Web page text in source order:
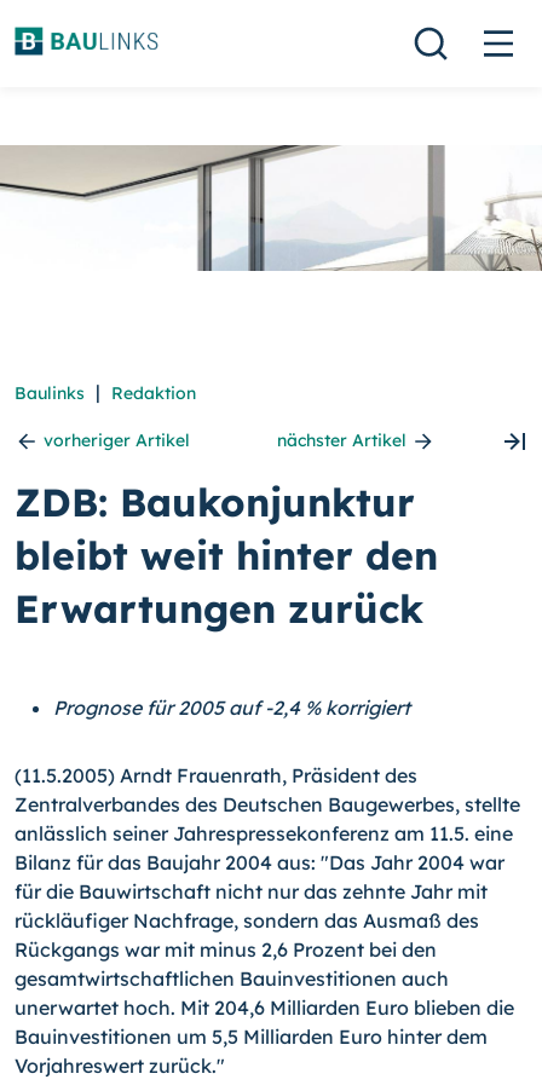
Baulinks | Redaktion
vorheriger Artikel nächster Artikel
ZDB: Baukonjunktur
bleibt weit hinter den
Erwartungen zurück
Prognose für 2005 auf -2,4 % korrigiert
(11.5.2005) Arndt Frauenrath, Präsident des
Zentralverbandes des Deutschen Baugewerbes, stellte
anlässlich seiner Jahrespressekonferenz am 11.5. eine
Bilanz für das Baujahr 2004 aus: "Das Jahr 2004 war
für die Bauwirtschaft nicht nur das zehnte Jahr mit
rückläufiger Nachfrage, sondern das Ausmaß des
Rückgangs war mit minus 2,6 Prozent bei den
gesamtwirtschaftlichen Bauinvestitionen auch
unerwartet hoch. Mit 204,6 Milliarden Euro blieben die
Bauinvestitionen um 5,5 Milliarden Euro hinter dem
Vorjahreswert zurück."